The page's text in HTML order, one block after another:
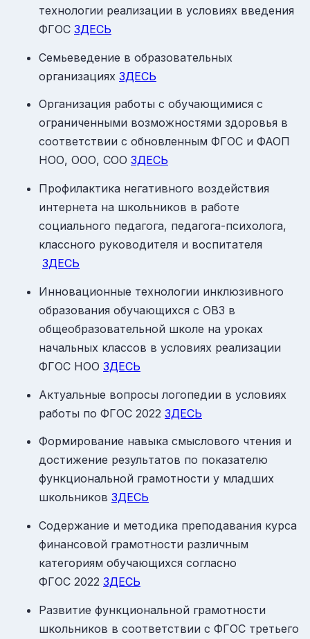
технологии реализации в условиях введения
ФГОС ЗДЕСЬ
Семьеведение в образовательных
организациях ЗДЕСЬ
Организация работы с обучающимися с
ограниченными возможностями здоровья в
соответствии с обновленным ФГОС и ФАОП
НОО, ООО, СОО ЗДЕСЬ
Профилактика негативного воздействия
интернета на школьников в работе
социального педагога, педагога-психолога,
классного руководителя и воспитателя​
ЗДЕСЬ
Инновационные технологии инклюзивного
образования обучающихся с ОВЗ в
общеобразовательной школе на уроках
начальных классов в условиях реализации
ФГОС НОО ЗДЕСЬ
Актуальные вопросы логопедии в условиях
работы по ФГОС 2022 ЗДЕСЬ
Формирование навыка смыслового чтения и
достижение результатов по показателю
функциональной грамотности у младших
школьников ЗДЕСЬ
Содержание и методика преподавания курса
финансовой грамотности различным
категориям обучающихся согласно
ФГОС 2022 ЗДЕСЬ
Развитие функциональной грамотности
школьников в соответствии с ФГОС третьего